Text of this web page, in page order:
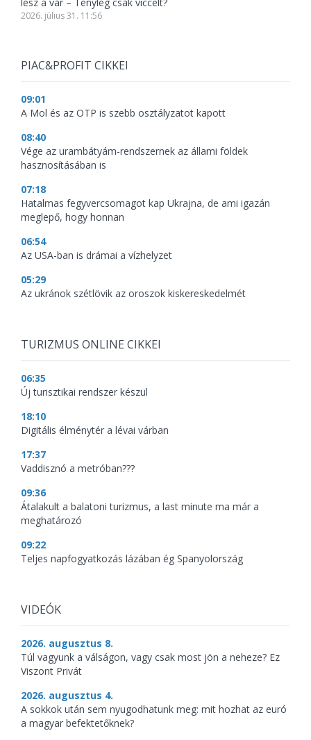
2026. július 31. 11:56
PIAC&PROFIT CIKKEI
09:01
A Mol és az OTP is szebb osztályzatot kapott
08:40
Vége az urambátyám-rendszernek az állami földek
hasznosításában is
07:18
Hatalmas fegyvercsomagot kap Ukrajna, de ami igazán
meglepő, hogy honnan
06:54
Az USA-ban is drámai a vízhelyzet
05:29
Az ukránok szétlövik az oroszok kiskereskedelmét
TURIZMUS ONLINE CIKKEI
06:35
Új turisztikai rendszer készül
18:10
Digitális élménytér a lévai várban
17:37
Vaddisznó a metróban???
09:36
Átalakult a balatoni turizmus, a last minute ma már a
meghatározó
09:22
Teljes napfogyatkozás lázában ég Spanyolország
VIDEÓK
2026. augusztus 8.
Túl vagyunk a válságon, vagy csak most jön a neheze? Ez
Viszont Privát
2026. augusztus 4.
A sokkok után sem nyugodhatunk meg: mit hozhat az euró
a magyar befektetőknek?